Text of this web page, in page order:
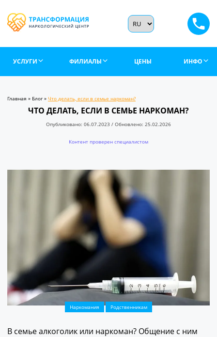
УСЛУГИ ФИЛИАЛЫ ЦЕНЫ ИНФО
Главная » Блог » Что делать, если в семье наркоман?
ЧТО ДЕЛАТЬ, ЕСЛИ В СЕМЬЕ НАРКОМАН?
Опубликовано: 06.07.2023 / Обновлено: 25.02.2026
Контент проверен специалистом
Наркомания Родственникам
В семье алкоголик или наркоман? Общение с ним